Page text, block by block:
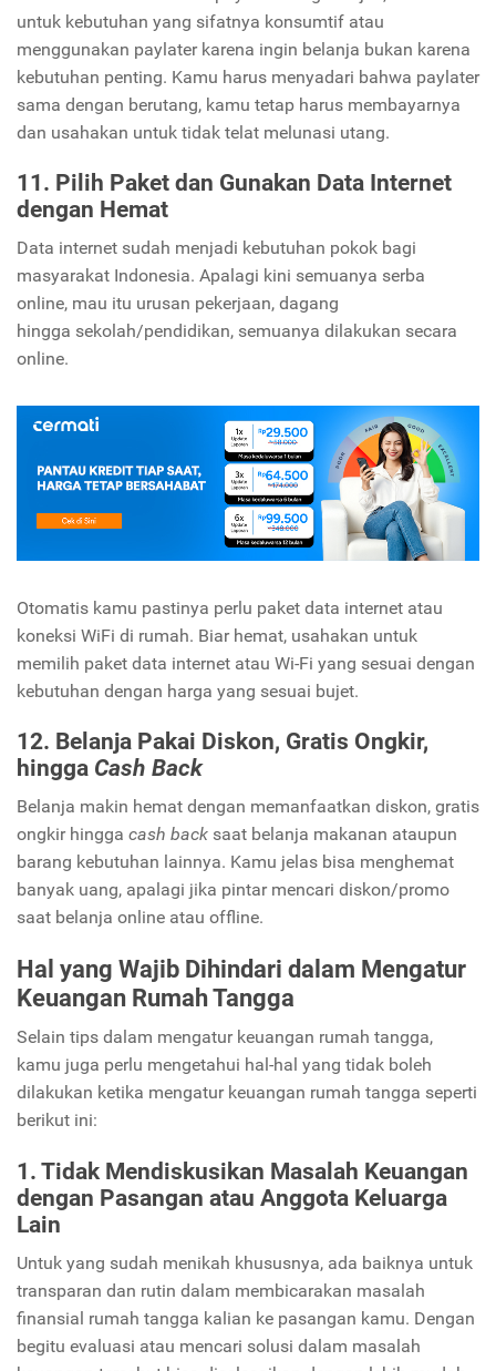
untuk kebutuhan yang sifatnya konsumtif atau
menggunakan paylater karena ingin belanja bukan karena
kebutuhan penting. Kamu harus menyadari bahwa paylater
sama dengan berutang, kamu tetap harus membayarnya
dan usahakan untuk tidak telat melunasi utang.
11. Pilih Paket dan Gunakan Data Internet
dengan Hemat
Data internet sudah menjadi kebutuhan pokok bagi
masyarakat Indonesia. Apalagi kini semuanya serba
online, mau itu urusan pekerjaan, dagang
hingga sekolah/pendidikan, semuanya dilakukan secara
online.
Otomatis kamu pastinya perlu paket data internet atau
koneksi WiFi di rumah. Biar hemat, usahakan untuk
memilih paket data internet atau Wi-Fi yang sesuai dengan
kebutuhan dengan harga yang sesuai bujet.
12. Belanja Pakai Diskon, Gratis Ongkir,
hingga Cash Back
Belanja makin hemat dengan memanfaatkan diskon, gratis
ongkir hingga cash back saat belanja makanan ataupun
barang kebutuhan lainnya. Kamu jelas bisa menghemat
banyak uang, apalagi jika pintar mencari diskon/promo
saat belanja online atau offline.
Hal yang Wajib Dihindari dalam Mengatur
Keuangan Rumah Tangga
Selain tips dalam mengatur keuangan rumah tangga,
kamu juga perlu mengetahui hal-hal yang tidak boleh
dilakukan ketika mengatur keuangan rumah tangga seperti
berikut ini:
1. Tidak Mendiskusikan Masalah Keuangan
dengan Pasangan atau Anggota Keluarga
Lain
Untuk yang sudah menikah khususnya, ada baiknya untuk
transparan dan rutin dalam membicarakan masalah
finansial rumah tangga kalian ke pasangan kamu. Dengan
begitu evaluasi atau mencari solusi dalam masalah